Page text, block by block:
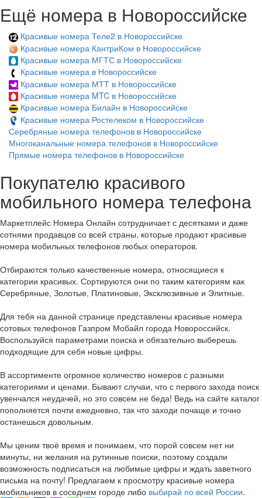
Ещё номера в Новороссийске
Красивые номера Теле2 в Новороссийске
Красивые номера КантриКом в Новороссийске
Красивые номера МГТС в Новороссийске
Красивые номера в Новороссийске
Красивые номера МТТ в Новороссийске
Красивые номера MTC в Новороссийске
Красивые номера Билайн в Новороссийске
Красивые номера Ростелеком в Новороссийске
Серебряные номера телефонов в Новороссийске
Многоканальные номера телефонов в Новороссийске
Прямые номера телефонов в Новороссийске
Покупателю красивого
мобильного номера телефона
Маркетплейс Номера Онлайн сотрудничает с десятками и даже
сотнями продавцов со всей страны, которые продают красивые
номера мобильных телефонов любых операторов.
Отбираются только качественные номера, относящиеся к
категории красивых. Сортируются они по таким категориям как
Серебряные, Золотые, Платиновые, Эксклюзивные и Элитные.
Для тебя на данной странице представлены красивые номера
сотовых телефонов Газпром Мобайл города Новороссийск.
Воспользуйся параметрами поиска и обязательно выберешь
подходящие для себя новые цифры.
В ассортименте огромное количество номеров с разными
категориями и ценами. Бывают случаи, что с первого захода поиск
увенчался неудачей, но это совсем не беда! Ведь на сайте каталог
пополняется почти ежедневно, так что заходи почаще и точно
останешься довольным.
Мы ценим твоё время и понимаем, что порой совсем нет ни
минуты, ни желания на рутинные поиски, поэтому создали
возможность подписаться на любимые цифры и ждать заветного
письма на почту! Предлагаем к просмотру красивые номера
мобильников в соседнем городе либо выбирай по всей России.